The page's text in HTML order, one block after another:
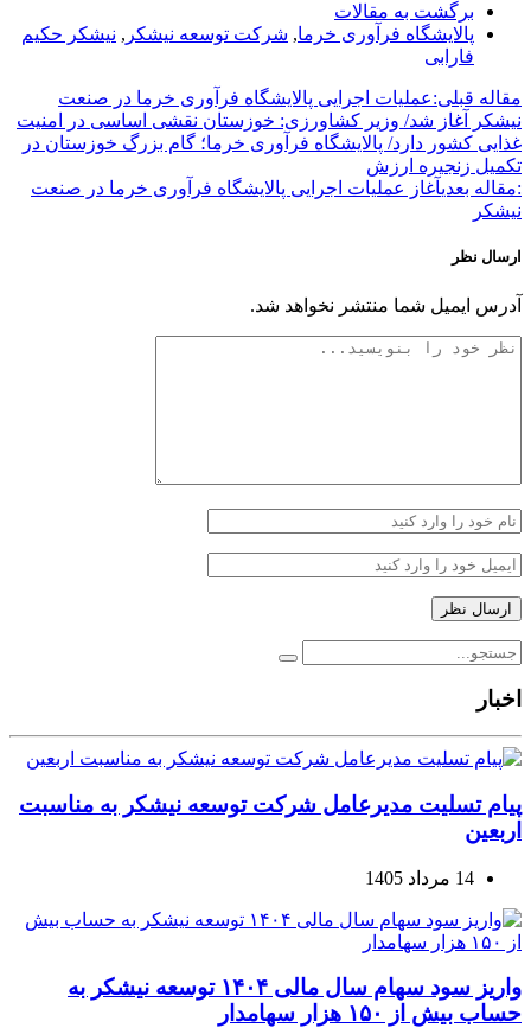
برگشت به مقالات
پالایشگاه فرآوری خرما, شرکت توسعه نیشکر , نیشکر حکیم
فارابی
مقاله قبلی:عملیات اجرایی پالایشگاه فرآوری خرما در صنعت
نیشکر آغاز شد/ وزیر کشاورزی: خوزستان نقشی اساسی در امنیت
غذایی کشور دارد/ پالایشگاه فرآوری خرما؛ گام بزرگ خوزستان در
تکمیل زنجیره ارزش
:مقاله بعدیآغاز عملیات اجرایی پالایشگاه فرآوری خرما در صنعت
نیشکر
ارسال نظر
آدرس ایمیل شما منتشر نخواهد شد.
اخبار
پیام تسلیت مدیرعامل شرکت توسعه نیشکر به مناسبت
اربعین
14 مرداد 1405
واریز سود سهام سال مالی ۱۴۰۴ توسعه نیشکر به
حساب بیش از ۱۵۰ هزار سهامدار